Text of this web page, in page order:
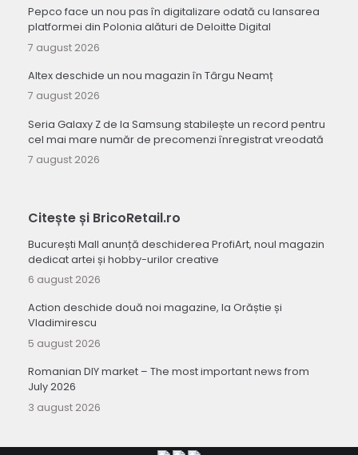
Pepco face un nou pas în digitalizare odată cu lansarea
platformei din Polonia alături de Deloitte Digital
7 august 2026
Altex deschide un nou magazin în Târgu Neamț
7 august 2026
Seria Galaxy Z de la Samsung stabilește un record pentru
cel mai mare număr de precomenzi înregistrat vreodată
7 august 2026
Citește și BricoRetail.ro
București Mall anunță deschiderea ProfiArt, noul magazin
dedicat artei și hobby-urilor creative
6 august 2026
Action deschide două noi magazine, la Orăștie și
Vladimirescu
5 august 2026
Romanian DIY market – The most important news from
July 2026
3 august 2026